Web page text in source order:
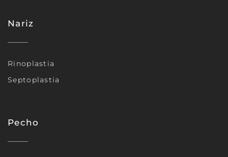
Nariz
Rinoplastia
Septoplastia
Pecho